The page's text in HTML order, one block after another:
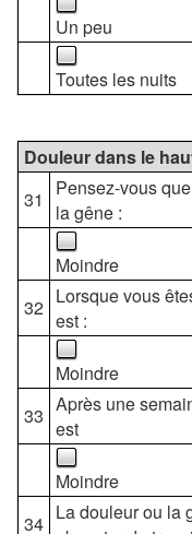
Un peu
Toutes les nuits
Douleur dans le
31
Pensez-vous
la gêne :
Moindre
32 Lorsque vous
est :
Moindre
33 Après une
est
Moindre
34 La douleur ou la